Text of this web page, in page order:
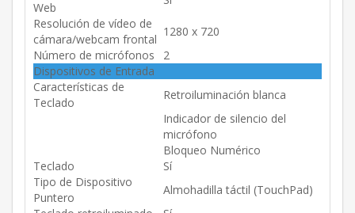
Web
Resolución de vídeo de
cámara/webcam frontal
1280 x 720
Número de micrófonos
2
Dispositivos de Entrada
Características de
Teclado
Retroiluminación blanca
Indicador de silencio del
micrófono
Bloqueo Numérico
Teclado
Sí
Tipo de Dispositivo
Puntero
Almohadilla táctil (TouchPad)